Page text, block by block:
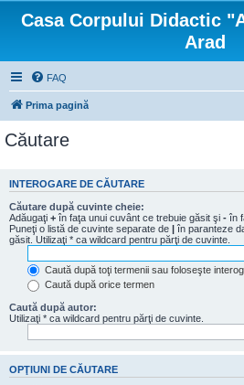
Casa Corpului Didactic
Arad
FAQ
Prima pagină
Căutare
INTEROGARE DE CĂUTARE
Căutare după cuvinte cheie:
Adăugaţi + în faţa unui cuvânt ce trebuie găsit şi - în
Puneţi o listă de cuvinte separate de | în paranteze
găsit. Utilizaţi * ca wildcard pentru părţi de cuvinte.
Caută după toţi termenii sau foloseşte
Caută după orice termen
Caută după autor:
Utilizaţi * ca wildcard pentru părţi de cuvinte.
OPŢIUNI DE CĂUTARE